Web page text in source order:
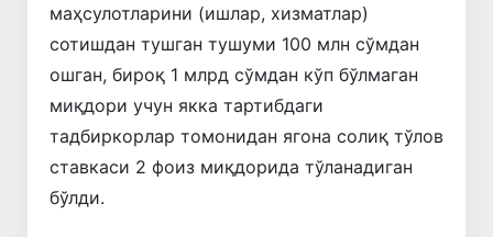
маҳсулотларини (ишлар, хизматлар)
сотишдан тушган тушуми 100 млн сўмдан
ошган, бироқ 1 млрд сўмдан кўп бўлмаган
миқдори учун якка тартибдаги
тадбиркорлар томонидан ягона солиқ тўлов
ставкаси 2 фоиз миқдорида тўланадиган
бўлди.